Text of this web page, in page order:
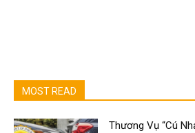
MOST READ
Thương Vụ “Cú